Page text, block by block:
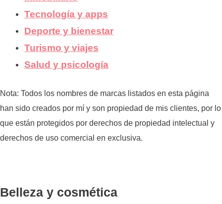
Tecnología y apps
Deporte y bienestar
Turismo y viajes
Salud y psicología
Nota: Todos los nombres de marcas listados en esta página
han sido creados por mí y son propiedad de mis clientes, por lo
que están protegidos por derechos de propiedad intelectual y
derechos de uso comercial en exclusiva.
Belleza y cosmética